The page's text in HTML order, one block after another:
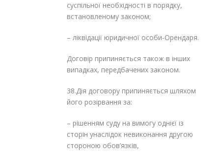
суспільної необхідності в порядку,
встановленому законом;
– ліквідації юридичної особи-Орендаря.
Договір припиняється також в інших
випадках, передбачених законом.
38.Дія договору припиняється шляхом
його розірвання за:
– рішенням суду на вимогу однієї із
сторін унаслідок невиконання другою
стороною обов’язків,